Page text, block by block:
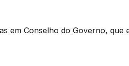
em Conselho do Governo, que